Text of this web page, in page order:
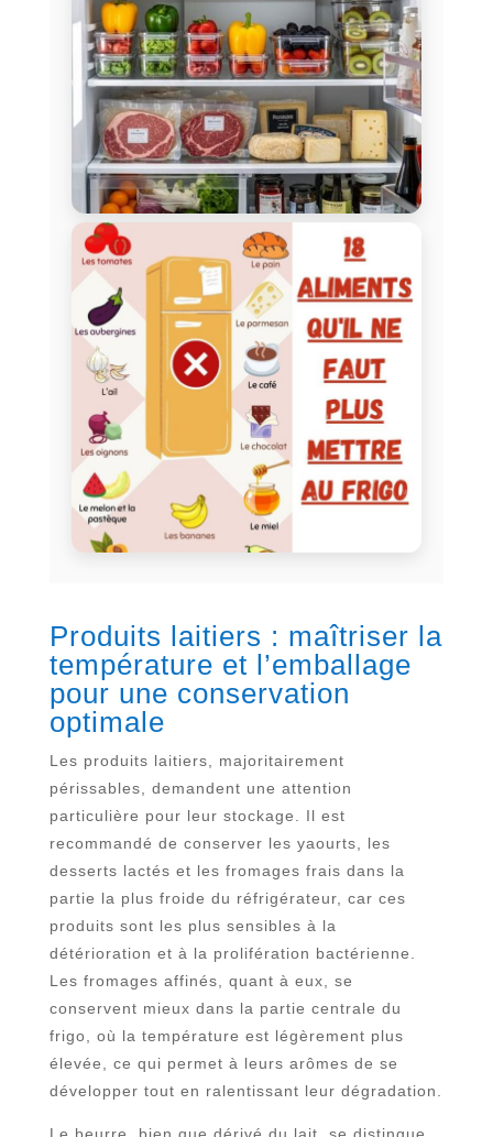
Produits laitiers : maîtriser la
température et l’emballage
pour une conservation
optimale
Les produits laitiers, majoritairement
périssables, demandent une attention
particulière pour leur stockage. Il est
recommandé de conserver les yaourts, les
desserts lactés et les fromages frais dans la
partie la plus froide du réfrigérateur, car ces
produits sont les plus sensibles à la
détérioration et à la prolifération bactérienne.
Les fromages affinés, quant à eux, se
conservent mieux dans la partie centrale du
frigo, où la température est légèrement plus
élevée, ce qui permet à leurs arômes de se
développer tout en ralentissant leur dégradation.